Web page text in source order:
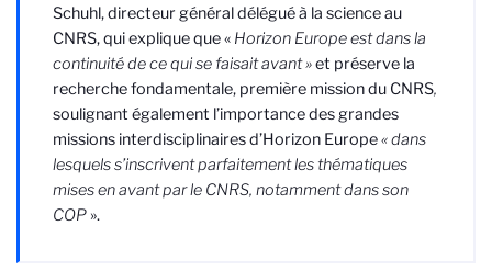
Schuhl, directeur général délégué à la science au
CNRS, qui explique que « Horizon Europe est dans la
continuité de ce qui se faisait avant »et préserve la
recherche fondamentale, première mission du CNRS,
soulignant également l’importance des grandes
missions interdisciplinaires d’Horizon Europe« dans
lesquels s’inscrivent parfaitement les thématiques
mises en avant par le CNRS, notamment dans son
COP ».